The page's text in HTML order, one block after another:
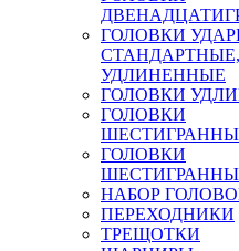
ГОЛОВКИ
СТАНДАРТНЫЕ,
УДЛИНЕННЫЕ
ГОЛОВКИ
ГОЛОВКИ
ГОЛОВКИ
НАБОР
ПЕРЕХОДНИКИ
ТРЕЩОТКИ